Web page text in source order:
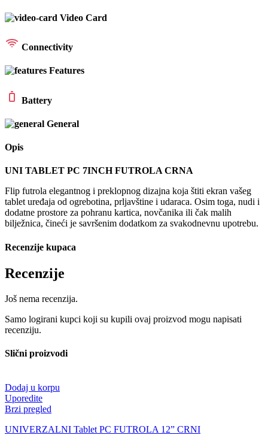
Video Card
Connectivity
Features
Battery
General
Opis
UNI TABLET PC 7INCH FUTROLA CRNA
Flip futrola elegantnog i preklopnog dizajna koja štiti ekran vašeg
tablet uređaja od ogrebotina, prljavštine i udaraca. Osim toga, nudi i
dodatne prostore za pohranu kartica, novčanika ili čak malih
bilježnica, čineći je savršenim dodatkom za svakodnevnu upotrebu.
Recenzije kupaca
Recenzije
Još nema recenzija.
Samo logirani kupci koji su kupili ovaj proizvod mogu napisati
recenziju.
Slični proizvodi
Dodaj u korpu
Uporedite
Brzi pregled
UNIVERZALNI Tablet PC FUTROLA 12” CRNI